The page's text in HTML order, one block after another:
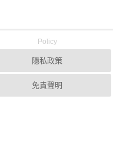
Policy
隱私政策
免責聲明